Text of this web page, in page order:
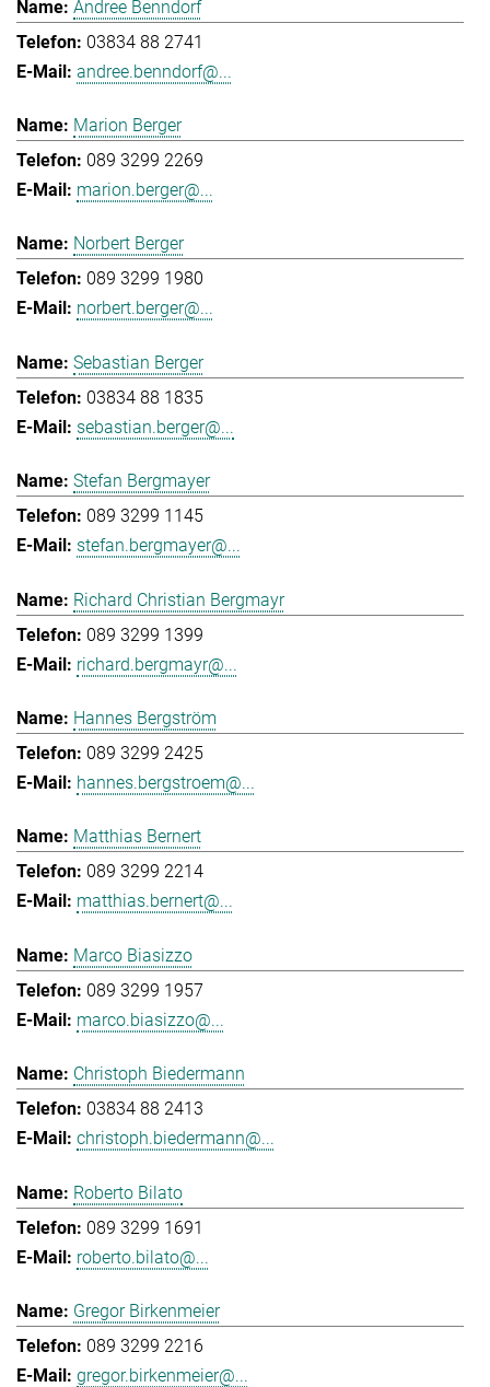
Andree Benndorf
03834 88 2741
andree.benndorf@...
Marion Berger
089 3299 2269
marion.berger@...
Norbert Berger
089 3299 1980
norbert.berger@...
Sebastian Berger
03834 88 1835
sebastian.berger@...
Stefan Bergmayer
089 3299 1145
stefan.bergmayer@...
Richard Christian Bergmayr
089 3299 1399
richard.bergmayr@...
Hannes Bergström
089 3299 2425
hannes.bergstroem@...
Matthias Bernert
089 3299 2214
matthias.bernert@...
Marco Biasizzo
089 3299 1957
marco.biasizzo@...
Christoph Biedermann
03834 88 2413
christoph.biedermann@...
Roberto Bilato
089 3299 1691
roberto.bilato@...
Gregor Birkenmeier
089 3299 2216
gregor.birkenmeier@...